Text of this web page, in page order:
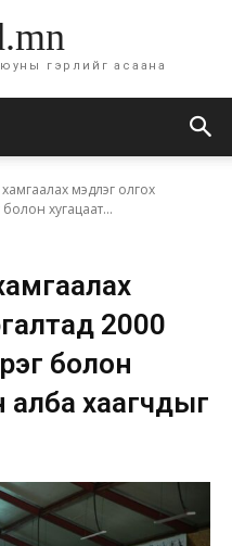
гэрлийг асаана
мэдлэг олгох
хугацаат...
2000
болон
алба хаагчдыг